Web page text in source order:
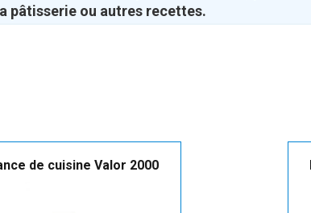
pâtisserie ou autres recettes.
de cuisine Valor 2000